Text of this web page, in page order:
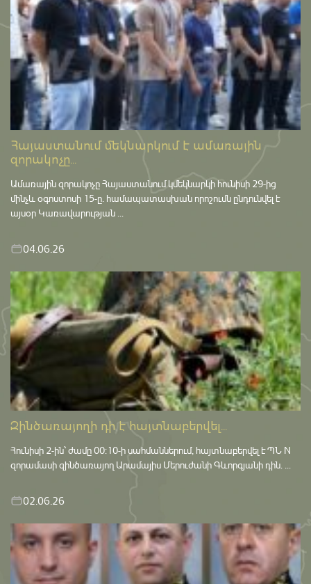
Հայաստանում մեկնարկում է ամառային
զորակոչը...
Ամառային զորակոչը Հայաստանում կմեկնարկի հունիսի 29-ից
մինչև օգոստոսի 15-ը․ համապատասխան որոշումն ընդունվել է
այսօր Կառավարության ...
04.06.26
Զինծառայողի դի է հայտնաբերվել...
Հունիսի 2-ին՝ ժամը 00:10-ի սահմաններում, հայտնաբերվել է ՊՆ N
զորամասի զինծառայող Արամայիս Մերուժանի Գևորգյանի դին. ...
02.06.26